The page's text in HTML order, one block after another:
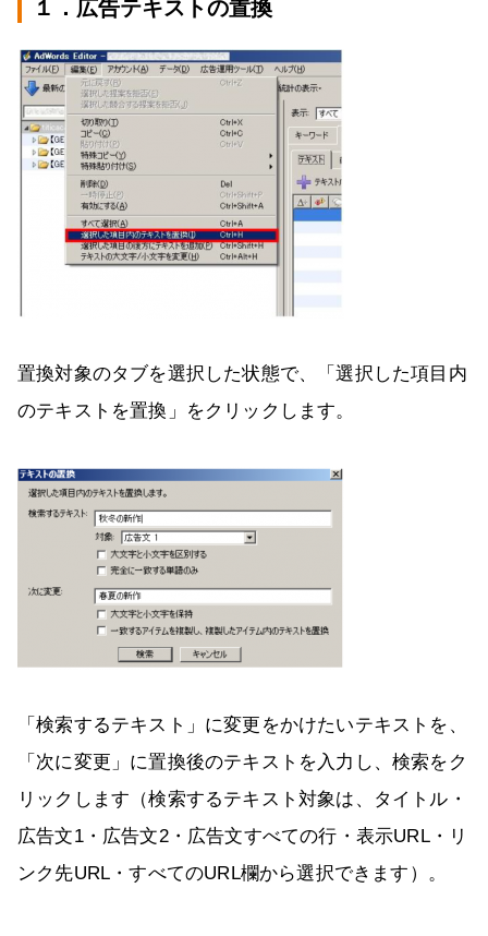
１．広告テキストの置換
置換対象のタブを選択した状態で、「選択した項目内
のテキストを置換」をクリックします。
「検索するテキスト」に変更をかけたいテキストを、
「次に変更」に置換後のテキストを入力し、検索をク
リックします（検索するテキスト対象は、タイトル・
広告文1・広告文2・広告文すべての行・表示URL・リ
ンク先URL・すべてのURL欄から選択できます）。